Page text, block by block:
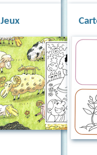
Jeux